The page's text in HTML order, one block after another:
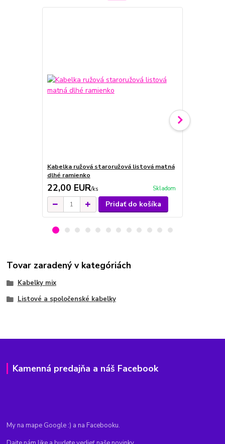
Kabelka ružová staroružová listová matná
dlhé ramienko
22,00 EUR/ks Skladom
Pridať do košíka
Tovar zaradený v kategóriách
Kabelky mix
Listové a spoločenské kabelky
Kamenná predajňa a náš Facebook
My na mape Google :) a na Facebooku.